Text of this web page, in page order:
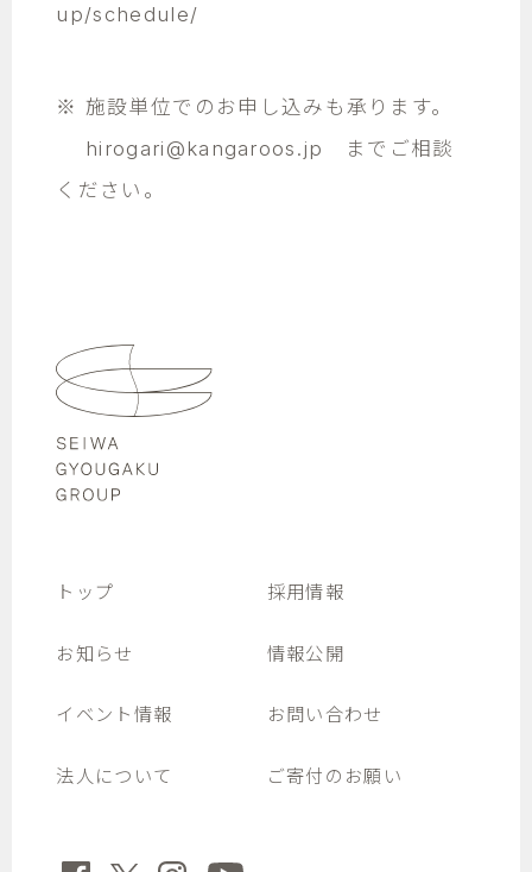
up/schedule/
※ 施設単位でのお申し込みも承ります。
hirogari@kangaroos.jp
までご相談
ください。
トップ
お知らせ
イベント情報
法人について
採用情報
情報公開
お問い合わせ
ご寄付のお願い